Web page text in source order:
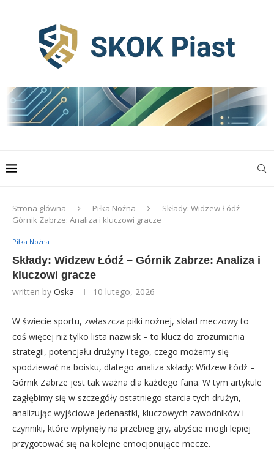
Strona główna Piłka Nożna
Składy: Widzew Łódź –
Górnik Zabrze: Analiza i kluczowi gracze
Piłka Nożna
Składy: Widzew Łódź – Górnik Zabrze: Analiza i
kluczowi gracze
written by Oska 10 lutego, 2026
W świecie sportu, zwłaszcza piłki nożnej, skład meczowy to
coś więcej niż tylko lista nazwisk – to klucz do zrozumienia
strategii, potencjału drużyny i tego, czego możemy się
spodziewać na boisku, dlatego analiza składy: Widzew Łódź –
Górnik Zabrze jest tak ważna dla każdego fana. W tym artykule
zagłębimy się w szczegóły ostatniego starcia tych drużyn,
analizując wyjściowe jedenastki, kluczowych zawodników i
czynniki, które wpłynęły na przebieg gry, abyście mogli lepiej
przygotować się na kolejne emocjonujące mecze.